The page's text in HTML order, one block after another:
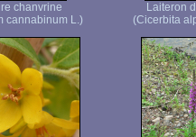
chanvrine
cannabinum L.)
Laiteron
(Cicerbita